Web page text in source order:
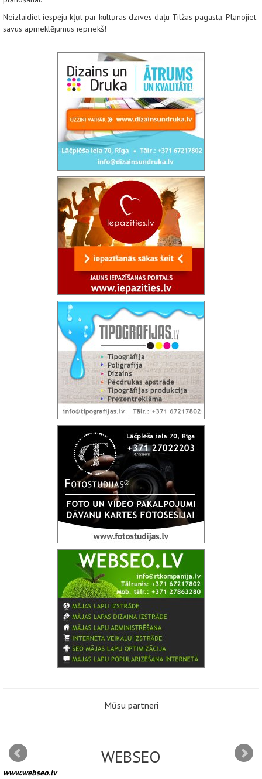
Neizlaidiet iespēju kļūt par kultūras dzīves daļu Tilžas pagastā. Plānojiet
savus apmeklējumus iepriekš!
Mūsu partneri
WEBSEO
www.webseo.lv